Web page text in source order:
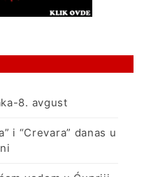
8. avgust
i “Crevara” danas u